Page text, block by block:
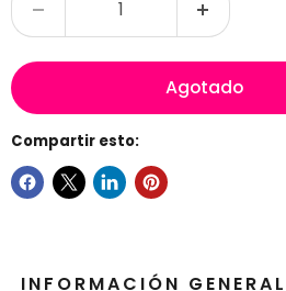
Agotado
Compartir esto:
INFORMACIÓN GENERAL